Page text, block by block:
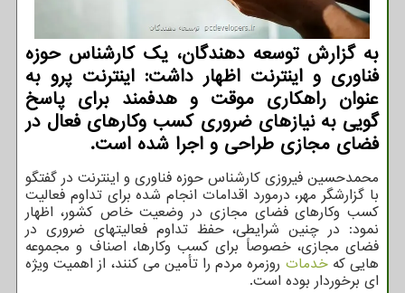
به گزارش توسعه دهندگان، یک کارشناس حوزه
فناوری و اینترنت اظهار داشت: اینترنت پرو به
عنوان راهکاری موقت و هدفمند برای پاسخ
گویی به نیازهای ضروری کسب وکارهای فعال در
فضای مجازی طراحی و اجرا شده است.
محمدحسین فیروزی کارشناس حوزه فناوری و اینترنت در گفتگو
با گزارشگر مهر، درمورد اقدامات انجام شده برای تداوم فعالیت
کسب وکارهای فضای مجازی در وضعیت خاص کشور، اظهار
نمود: در چنین شرایطی، حفظ تداوم فعالیتهای ضروری در
فضای مجازی، خصوصاً برای کسب وکارها، اصناف و مجموعه
هایی کهخدمات روزمره مردم را تأمین می کنند، از اهمیت ویژه
ای برخوردار بوده است.